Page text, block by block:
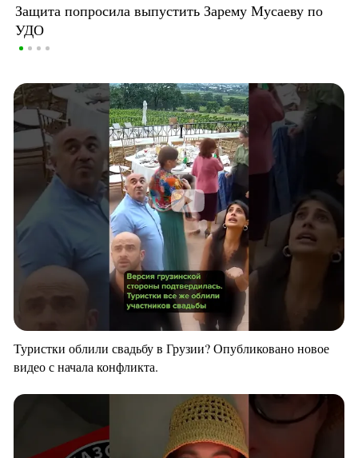
Защита попросила выпустить Зарему Мусаеву по
УДО
Туристки облили свадьбу в Грузии? Опубликовано новое
видео с начала конфликта.